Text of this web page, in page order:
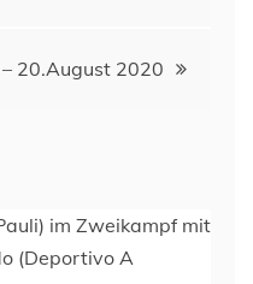
20.August 2020